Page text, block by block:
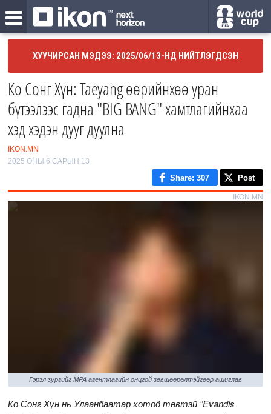
ХУУЧИРСАН МЭДЭЭ: 2025/06/13-НД НИЙТЛЭГДСЭН
Ко Сонг Хүн: Taeyang өөрийнхөө уран
бүтээлээс гадна "BIG BANG" хамтлагийнхаа
хэд хэдэн дууг дуулна
IKON.MN
2025 ОНЫ 6 САРЫН 13
Share: 307 Post
IKON.MN
Гэрэл зургийг MPA агентлагийн онцгой зөвшөөрөлтэйгөөр ашиглав
Ко Сонг Хүн нь Улаанбаатар хотод төвтэй “Evandis